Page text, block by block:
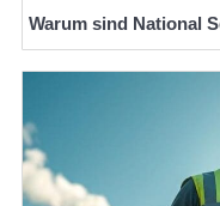
Warum sind National